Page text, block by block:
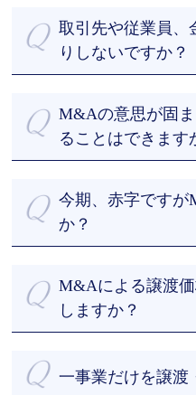
をなくして、M&Aに
きます。
が聞かれます。M&A
成果にコミットします
・M&A支援の実績が
・最短43日のスピード
・経験豊富なM&Aア
M&A総研はM&Aを専
かつ真摯的にM&Aの
取引先や従業員、
りしないですか？
徹底した安全管理に
また、買手候補に提
絞り、NDA（秘密保
依頼（いわゆる非専
るリスクが高まりま
のみに仲介を依頼す
M&Aの意思が固
ることはできます
案を一緒に探しまし
たご相談も喜んで承り
今期、赤字ですが
か？
料ですので、まずはご
M&Aによる譲渡
しますか？
形資産やノウハウも
います。
一事業だけを譲渡